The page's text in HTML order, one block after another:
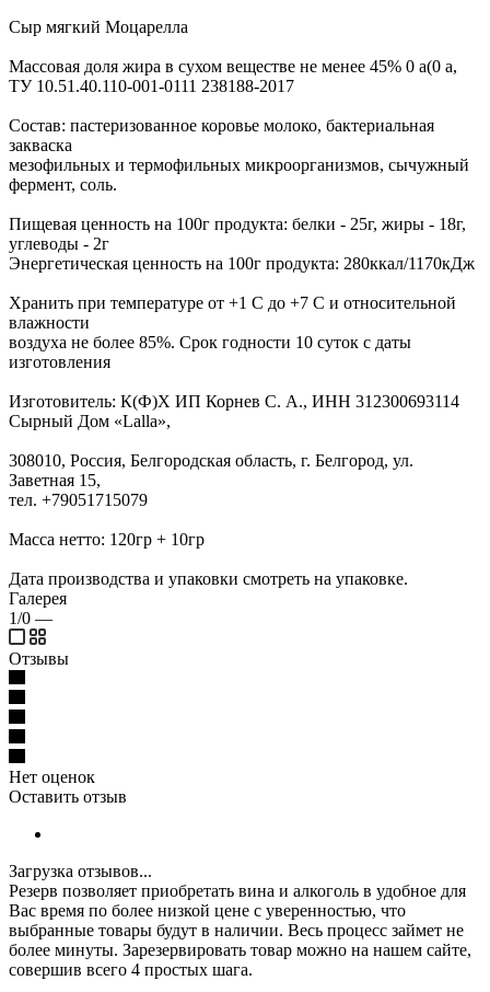
Сыр мягкий Моцарелла
Массовая доля жира в сухом веществе не менее 45% 0 а(0 а,
ТУ 10.51.40.110-001-0111 238188-2017
Состав: пастеризованное коровье молоко, бактериальная
закваска
мезофильных и термофильных микроорганизмов, сычужный
фермент, соль.
Пищевая ценность на 100г продукта: белки - 25г, жиры - 18г,
углеводы - 2г
Энергетическая ценность на 100г продукта: 280ккал/1170кДж
Хранить при температуре от +1 С до +7 С и относительной
влажности
воздуха не более 85%. Срок годности 10 суток с даты
изготовления
Изготовитель: К(Ф)Х ИП Корнев С. А., ИНН 312300693114
Сырный Дом «Lalla»,
308010, Россия, Белгородская область, г. Белгород, ул.
Заветная 15,
тел. +79051715079
Масса нетто: 120гр + 10гр
Дата производства и упаковки смотреть на упаковке.
Галерея
1/0 —
Отзывы
Нет оценок
Оставить отзыв
Загрузка отзывов...
Резерв позволяет приобретать вина и алкоголь в удобное для
Вас время по более низкой цене с уверенностью, что
выбранные товары будут в наличии. Весь процесс займет не
более минуты. Зарезервировать товар можно на нашем сайте,
совершив всего 4 простых шага.